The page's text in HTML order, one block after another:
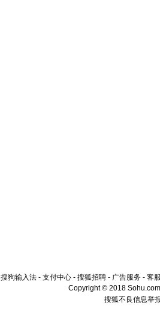
搜狗输入法 - 支付中心 - 搜狐招聘 - 广告服务 - 客
Copyright © 2018
搜狐不良信息举